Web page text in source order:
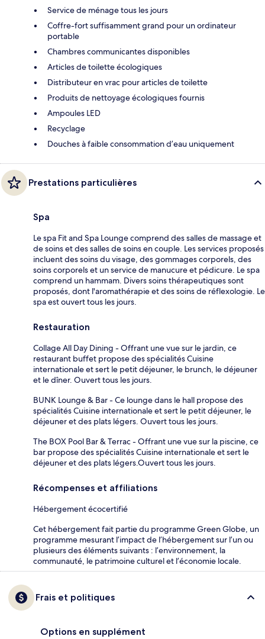
Service de ménage tous les jours
Coffre-fort suffisamment grand pour un ordinateur
portable
Chambres communicantes disponibles
Articles de toilette écologiques
Distributeur en vrac pour articles de toilette
Produits de nettoyage écologiques fournis
Ampoules LED
Recyclage
Douches à faible consommation d’eau uniquement
Prestations particulières
Spa
Le spa Fit and Spa Lounge comprend des salles de massage et
de soins et des salles de soins en couple. Les services proposés
incluent des soins du visage, des gommages corporels, des
soins corporels et un service de manucure et pédicure. Le spa
comprend un hammam. Divers soins thérapeutiques sont
proposés, dont l'aromathérapie et des soins de réflexologie. Le
spa est ouvert tous les jours.
Restauration
Collage All Day Dining - Offrant une vue sur le jardin, ce
restaurant buffet propose des spécialités Cuisine
internationale et sert le petit déjeuner, le brunch, le déjeuner
et le dîner. Ouvert tous les jours.
BUNK Lounge & Bar - Ce lounge dans le hall propose des
spécialités Cuisine internationale et sert le petit déjeuner, le
déjeuner et des plats légers. Ouvert tous les jours.
The BOX Pool Bar & Terrac - Offrant une vue sur la piscine, ce
bar propose des spécialités Cuisine internationale et sert le
déjeuner et des plats légers.Ouvert tous les jours.
Récompenses et affiliations
Hébergement écocertifié
Cet hébergement fait partie du programme Green Globe, un
programme mesurant l’impact de l’hébergement sur l’un ou
plusieurs des éléments suivants : l’environnement, la
communauté, le patrimoine culturel et l’économie locale.
Frais et politiques
Options en supplément